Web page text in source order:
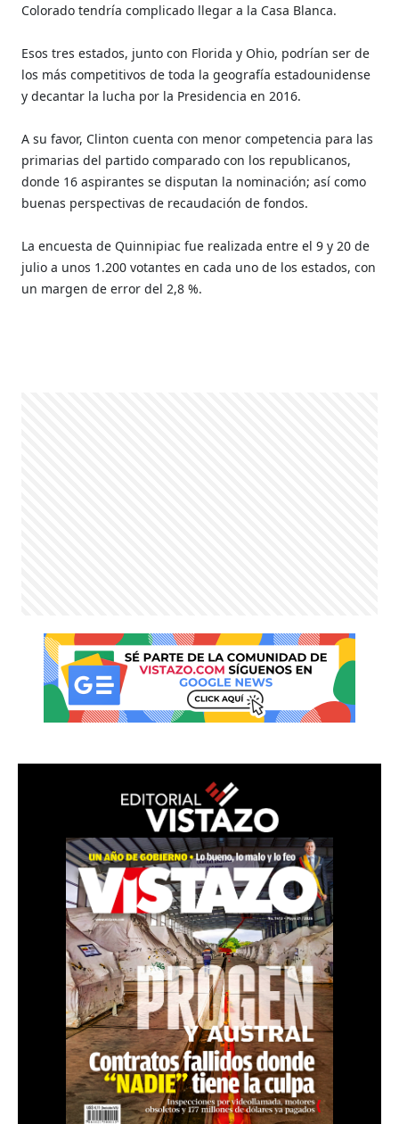
Colorado tendría complicado llegar a la Casa Blanca.
Esos tres estados, junto con Florida y Ohio, podrían ser de
los más competitivos de toda la geografía estadounidense
y decantar la lucha por la Presidencia en 2016.
A su favor, Clinton cuenta con menor competencia para las
primarias del partido comparado con los republicanos,
donde 16 aspirantes se disputan la nominación; así como
buenas perspectivas de recaudación de fondos.
La encuesta de Quinnipiac fue realizada entre el 9 y 20 de
julio a unos 1.200 votantes en cada uno de los estados, con
un margen de error del 2,8 %.